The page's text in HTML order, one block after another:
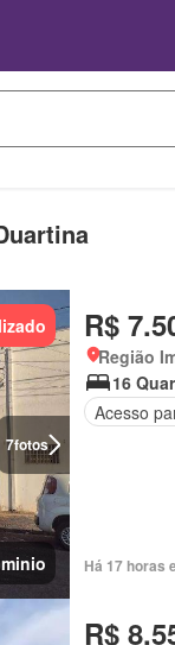
7fotos
R$
Região
16
Acesso
Há 17 horas
R$